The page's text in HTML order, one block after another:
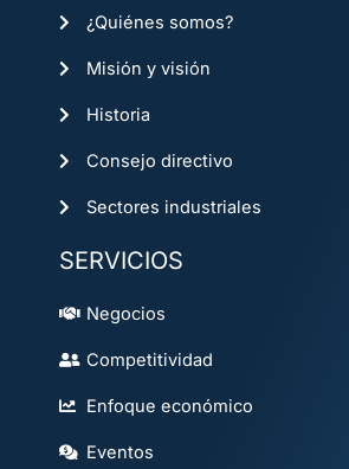
k
r
t
r
i
¿Quiénes somos?
Misión y visión
Historia
Consejo directivo
Sectores industriales
SERVICIOS
Negocios
Competitividad
Enfoque económico
Eventos